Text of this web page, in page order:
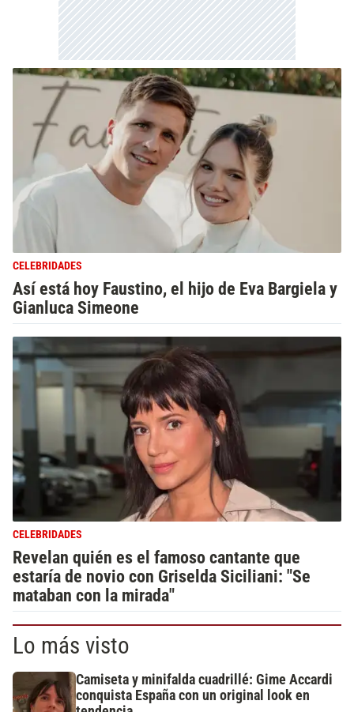
CELEBRIDADES
Así está hoy Faustino, el hijo de Eva Bargiela y
Gianluca Simeone
CELEBRIDADES
Revelan quién es el famoso cantante que
estaría de novio con Griselda Siciliani: "Se
mataban con la mirada"
Lo más visto
Camiseta y minifalda cuadrillé: Gime Accardi
conquista España con un original look en